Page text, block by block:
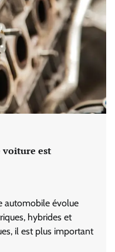
voiture est
automobile évolue
hybrides et
il est plus important